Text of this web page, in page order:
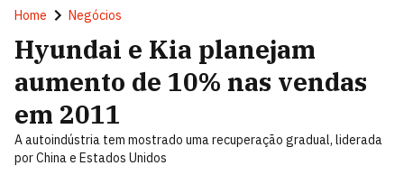
Home Negócios
Hyundai e Kia planejam
aumento de 10% nas vendas
em 2011
A autoindústria tem mostrado uma recuperação gradual, liderada
por China e Estados Unidos